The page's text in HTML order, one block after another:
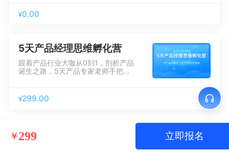
讲解，帮助学员快速掌握Axure的使
用。
¥0.00
5天产品经理思维孵化营
跟着产品行业大咖从0到1，剖析产品
诞生之路，5天产品专家老师手把手
¥299.00
￥ 299 立即报名